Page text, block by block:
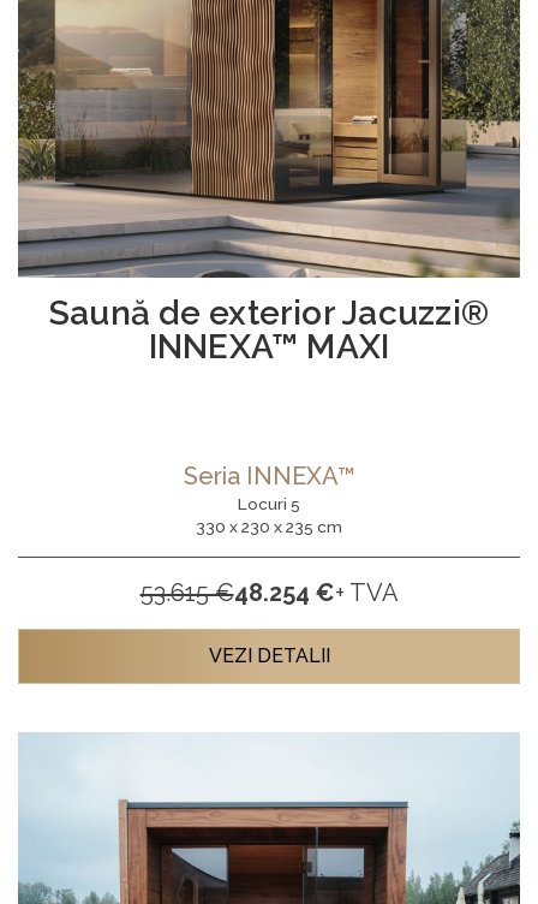
Saună de exterior Jacuzzi®
INNEXA™ MAXI
Seria INNEXA™
Locuri 5
330 x 230 x 235 cm
53.615 €48.254 €+ TVA
VEZI DETALII